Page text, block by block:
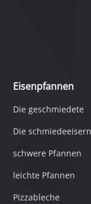
Eisenpfannen
Die geschmiedete
Die
schwere Pfannen
leichte Pfannen
Pizzableche